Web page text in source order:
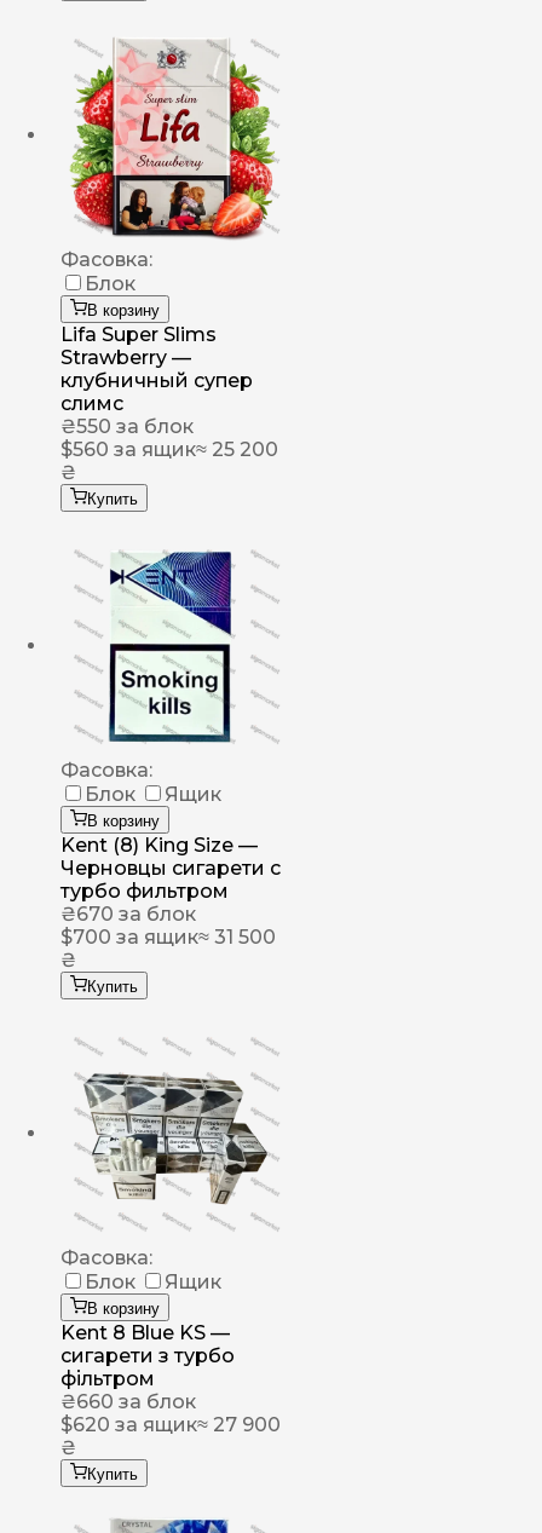
Фасовка:
Блок
В корзину
Lifa Super Slims
Strawberry —
клубничный супер
слимс
₴550 за блок
$560 за ящик≈ 25 200
₴
Купить
Фасовка:
Блок
Ящик
В корзину
Kent (8) King Size —
Черновцы сигарети с
турбо фильтром
₴670 за блок
$700 за ящик≈ 31 500
₴
Купить
Фасовка:
Блок
Ящик
В корзину
Kent 8 Blue KS —
сигарети з турбо
фільтром
₴660 за блок
$620 за ящик≈ 27 900
₴
Купить